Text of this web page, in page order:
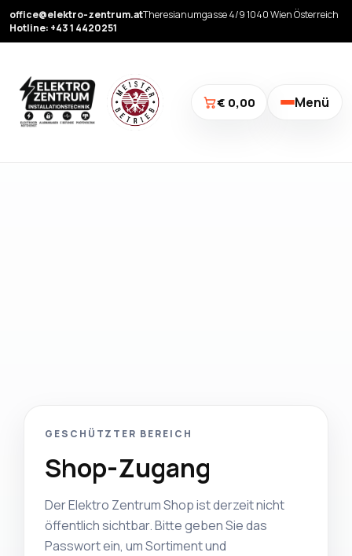
office@elektro-zentrum.atTheresianumgasse 4/9 1040 Wien Österreich
Hotline: +43 1 4420251
€ 0,00 Menü
GESCHÜTZTER BEREICH
Shop-Zugang
Der Elektro Zentrum Shop ist derzeit nicht
öffentlich sichtbar. Bitte geben Sie das
Passwort ein, um Sortiment und